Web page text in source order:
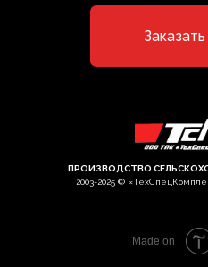
ПРОИЗВОДСТВО
2003-2025 ©
Made on